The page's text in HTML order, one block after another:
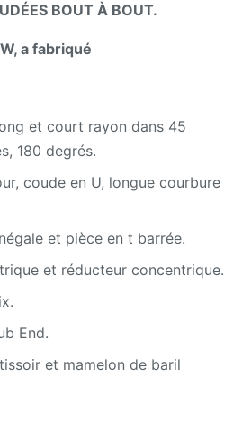
BOUT À BOUT.
a fabriqué
et court rayon dans 45
180 degrés.
coude en U, longue courbure
et pièce en t barrée.
et réducteur concentrique.
End.
et mamelon de baril